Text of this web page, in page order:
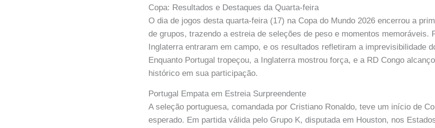
Copa: Resultados e Destaques da Quarta-feira
O dia de jogos desta quarta-feira (17) na Copa do Mundo 2026 encerrou a
de grupos, trazendo a estreia de seleções de peso e momentos memoráveis.
Inglaterra entraram em campo, e os resultados refletiram a imprevisibilidade
Enquanto Portugal tropeçou, a Inglaterra mostrou força, e a RD Congo
histórico em sua participação.
Portugal Empata em Estreia Surpreendente
A seleção portuguesa, comandada por Cristiano Ronaldo, teve um início de
esperado. Em partida válida pelo Grupo K, disputada em Houston, nos